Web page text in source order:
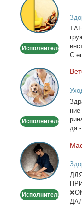
массаж
Исполнитель
С
Ветеринарный
врач
-
Выезд
дом
Исполнитель
да -
Массаж
лица
и
тела
Исполнитель